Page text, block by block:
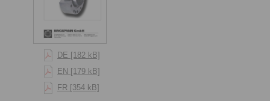
DE [182 kB]
EN [179 kB]
FR [354 kB]